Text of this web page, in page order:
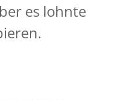
es lohnte